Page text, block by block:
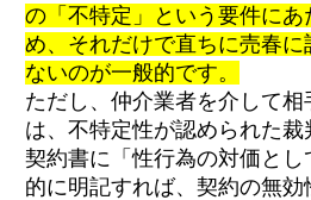
の「不特定」という要件にあ
め、それだけで直ちに売春
ないのが一般的です。
ただし、仲介業者を介して
は、不特定性が認められた裁
契約書に「性行為の対価と
的に明記すれば、契約の無